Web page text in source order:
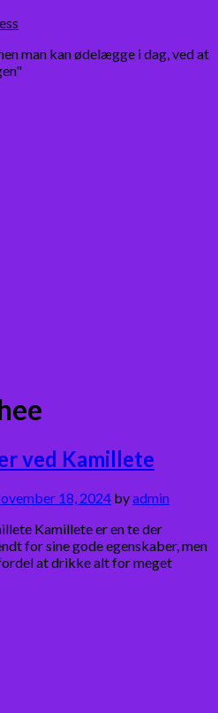
man kan ødelægge i dag, ved at
ved Kamillete
18, 2024 byadmin
Kamillete er en te der
for sine gode egenskaber, men
at drikke alt for meget